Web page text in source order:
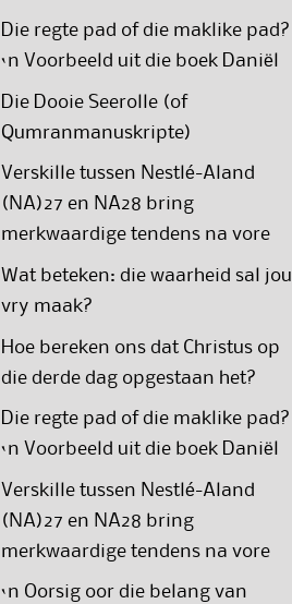
Die regte pad of die maklike pad?
‘n Voorbeeld uit die boek Daniël
Die Dooie Seerolle (of
Qumranmanuskripte)
Verskille tussen Nestlé-Aland
(NA)27 en NA28 bring
merkwaardige tendens na vore
Wat beteken: die waarheid sal jou
vry maak?
Hoe bereken ons dat Christus op
die derde dag opgestaan het?
Die regte pad of die maklike pad?
‘n Voorbeeld uit die boek Daniël
Verskille tussen Nestlé-Aland
(NA)27 en NA28 bring
merkwaardige tendens na vore
‘n Oorsig oor die belang van